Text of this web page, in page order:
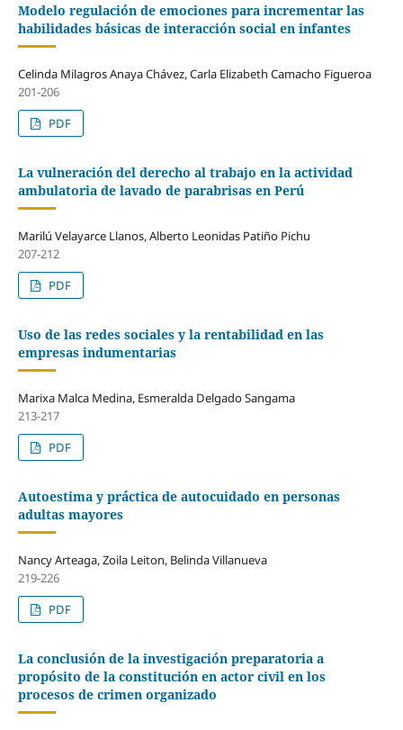
Modelo regulación de emociones para incrementar las
habilidades básicas de interacción social en infantes
Celinda Milagros Anaya Chávez, Carla Elizabeth Camacho Figueroa
201-206
PDF
La vulneración del derecho al trabajo en la actividad
ambulatoria de lavado de parabrisas en Perú
Marilú Velayarce Llanos, Alberto Leonidas Patiño Pichu
207-212
PDF
Uso de las redes sociales y la rentabilidad en las
empresas indumentarias
Marixa Malca Medina, Esmeralda Delgado Sangama
213-217
PDF
Autoestima y práctica de autocuidado en personas
adultas mayores
Nancy Arteaga, Zoila Leiton, Belinda Villanueva
219-226
PDF
La conclusión de la investigación preparatoria a
propósito de la constitución en actor civil en los
procesos de crimen organizado